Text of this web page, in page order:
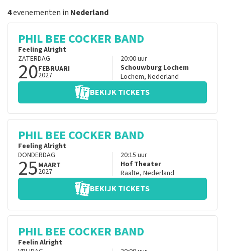
4evenementen in Nederland
PHIL BEE COCKER BAND
Feeling Alright
ZATERDAG
20FEBRUARI
2027
20:00uur
Schouwburg Lochem
Lochem, Nederland
BEKIJK TICKETS
PHIL BEE COCKER BAND
Feeling Alright
DONDERDAG
25MAART
2027
20:15 uur
Hof Theater
Raalte, Nederland
BEKIJK TICKETS
PHIL BEE COCKER BAND
Feelin Alright